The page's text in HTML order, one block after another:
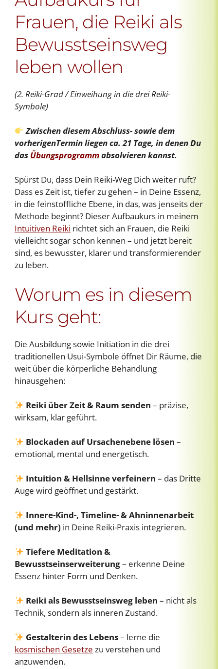
Frauen, die Reiki als
Bewusstseinsweg
leben wollen
(2. Reiki-Grad / Einweihung in die drei Reiki-
Symbole)
Zwischen diesem Abschluss- sowie dem
vorherigenTermin liegen ca. 21 Tage, in denen Du
das Übungsprogrammabsolvieren kannst.
Spürst Du, dass Dein Reiki-Weg Dich weiter ruft?
Dass es Zeit ist, tiefer zu gehen – in Deine Essenz,
in die feinstoffliche Ebene, in das, was jenseits der
Methode beginnt? Dieser Aufbaukurs in meinem
Intuitiven Reiki richtet sich an Frauen, die Reiki
vielleicht sogar schon kennen – und jetzt bereit
sind, es bewusster, klarer und transformierender
zu leben.
Worum es in diesem
Kurs geht:
Die Ausbildung sowie Initiation in die drei
traditionellen Usui-Symbole öffnet Dir Räume, die
weit über die körperliche Behandlung
hinausgehen:
Reiki über Zeit & Raum senden – präzise,
wirksam, klar geführt.
Blockaden auf Ursachenebene lösen –
emotional, mental und energetisch.
Intuition & Hellsinne verfeinern – das Dritte
Auge wird geöffnet und gestärkt.
Innere-Kind-, Timeline- & Ahninnenarbeit
(und mehr) in Deine Reiki-Praxis integrieren.
Tiefere Meditation &
Bewusstseinserweiterung– erkenne Deine
Essenz hinter Form und Denken.
Reiki als Bewusstseinsweg leben – nicht als
Technik, sondern als inneren Zustand.
Gestalterin des Lebens– lerne die
kosmischen Gesetze zu verstehen und
anzuwenden.